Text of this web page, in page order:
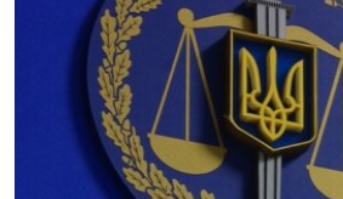
ВСЕ ЗА ДЕНЬ
СПЕЦПРОЕКТИ
ДЕПОРТАЦІЯ
ВІДЕОУРОКИ «ELIFBE»
СВІДЧЕННЯ ОКУПАЦІЇ
ЯК ОБІЙТИ БЛОКУВАННЯ
Русский